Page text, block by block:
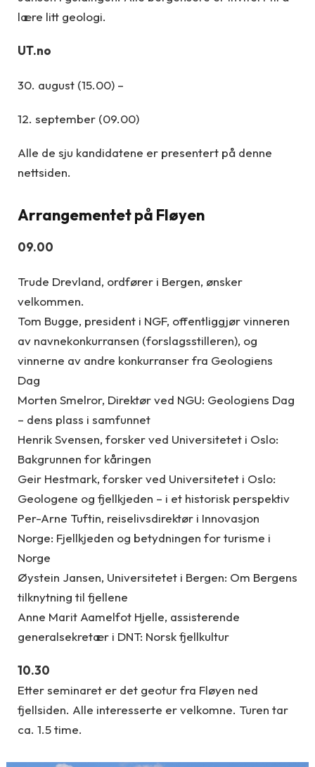
lære litt geologi.
UT.no
30. august (15.00) –
12. september (09.00)
Alle de sju kandidatene er presentert på denne
nettsiden.
Arrangementet på Fløyen
09.00
Trude Drevland, ordfører i Bergen, ønsker
velkommen.
Tom Bugge, president i NGF, offentliggjør vinneren
av navnekonkurransen (forslagsstilleren), og
vinnerne av andre konkurranser fra Geologiens
Dag
Morten Smelror, Direktør ved NGU: Geologiens Dag
– dens plass i samfunnet
Henrik Svensen, forsker ved Universitetet i Oslo:
Bakgrunnen for kåringen
Geir Hestmark, forsker ved Universitetet i Oslo:
Geologene og fjellkjeden – i et historisk perspektiv
Per-Arne Tuftin, reiselivsdirektør i Innovasjon
Norge: Fjellkjeden og betydningen for turisme i
Norge
Øystein Jansen, Universitetet i Bergen: Om Bergens
tilknytning til fjellene
Anne Marit Aamelfot Hjelle, assisterende
generalsekretær i DNT: Norsk fjellkultur
10.30
Etter seminaret er det geotur fra Fløyen ned
fjellsiden. Alle interesserte er velkomne. Turen tar
ca. 1.5 time.